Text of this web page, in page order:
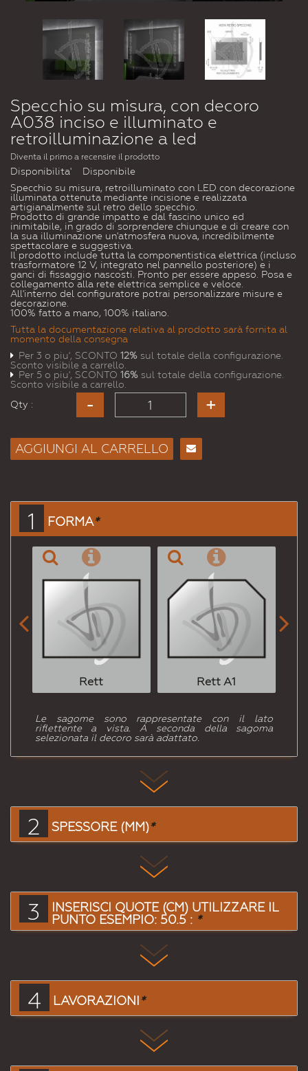
Specchio su misura, con decoro
A038 inciso e illuminato e
retroilluminazione a led
Diventa il primo a recensire il prodotto
Disponibilita'
Disponibile
Specchio su misura, retroilluminato con LED con decorazione
illuminata ottenuta mediante incisione e realizzata
artigianalmente sul retro dello specchio.
Prodotto di grande impatto e dal fascino unico ed
inimitabile, in grado di sorprendere chiunque e di creare con
la sua illuminazione un'atmosfera nuova, incredibilmente
spettacolare e suggestiva.
Il prodotto include tutta la componentistica elettrica (incluso
trasformatore 12 V, integrato nel pannello posteriore) e i
ganci di fissaggio nascosti. Pronto per essere appeso. Posa e
collegamento alla rete elettrica semplice e veloce.
All'interno del configuratore potrai personalizzare misure e
decorazione.
100% fatto a mano, 100% italiano.
Tutta la documentazione relativa al prodotto sarà fornita al
momento della consegna
Per 3 o piu', SCONTO 12% sul totale della configurazione.
Sconto visibile a carrello.
Per 5 o piu', SCONTO 16% sul totale della configurazione.
Sconto visibile a carrello.
Qty :
AGGIUNGI AL CARRELLO
1 FORMA*
Rett Rett A1
 
Le sagome sono rappresentate con il lato
riflettente a vista. A seconda della sagoma
selezionata il decoro sarà adattato.
2 SPESSORE (MM)*
3
INSERISCI QUOTE (CM) UTILIZZARE IL
PUNTO ESEMPIO: 50.5 : *
4 LAVORAZIONI*